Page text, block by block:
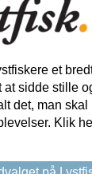
et
sidde stille
det, man skal
Klik